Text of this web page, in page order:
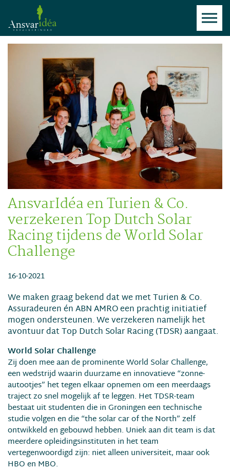
AnsvarIdéa en Turien & Co.
verzekeren Top Dutch Solar
Racing tijdens de World Solar
Challenge
16-10-2021
We maken graag bekend dat we met Turien & Co.
Assuradeuren én ABN AMRO een prachtig initiatief
mogen ondersteunen. We verzekeren namelijk het
avontuur dat Top Dutch Solar Racing (TDSR) aangaat.
World Solar Challenge
Zij doen mee aan de prominente World Solar Challenge,
een wedstrijd waarin duurzame en innovatieve “zonne-
autootjes” het tegen elkaar opnemen om een meerdaags
traject zo snel mogelijk af te leggen. Het TDSR-team
bestaat uit studenten die in Groningen een technische
studie volgen en die “the solar car of the North” zelf
ontwikkeld en gebouwd hebben. Uniek aan dit team is dat
meerdere opleidingsinstituten in het team
vertegenwoordigd zijn: niet alleen universiteit, maar ook
HBO en MBO.